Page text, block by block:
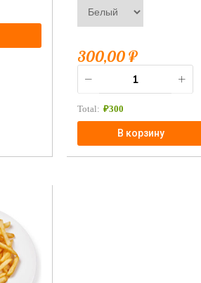
300,00₽
Total: ₽300
В корзину